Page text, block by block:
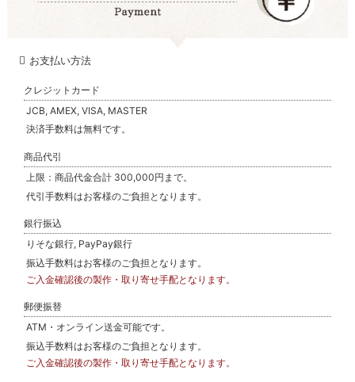
お支払い方法
クレジットカード
JCB, AMEX, VISA, MASTER
決済手数料は無料です。
商品代引
上限：商品代金合計 300,000円まで。
代引手数料はお客様のご負担となります。
銀行振込
りそな銀行, PayPay銀行
振込手数料はお客様のご負担となります。
ご入金確認後の製作・取り寄せ手配となります。
郵便振替
ATM・オンライン送金可能です。
振込手数料はお客様のご負担となります。
ご入金確認後の製作・取り寄せ手配となります。